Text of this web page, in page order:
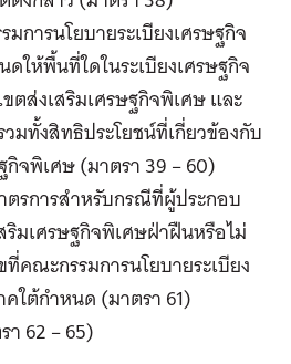
การนโยบายระเบียงเศรษฐกิจ
ให้พื้นที่ใดในระเบียงเศรษฐกิจ
ตส่งเสริมเศรษฐกิจพิเศษ และ
มทั้งสิทธิประโยชน์ที่เกี่ยวข้องกับ
กิจพิเศษ (มาตรา 39 – 60)
รการสำหรับกรณีที่ผู้ประกอบ
ริมเศรษฐกิจพิเศษฝ่าฝืนหรือไม่
คณะกรรมการนโยบายระเบียง
ใต้กำหนด (มาตรา 61)
62 – 65)